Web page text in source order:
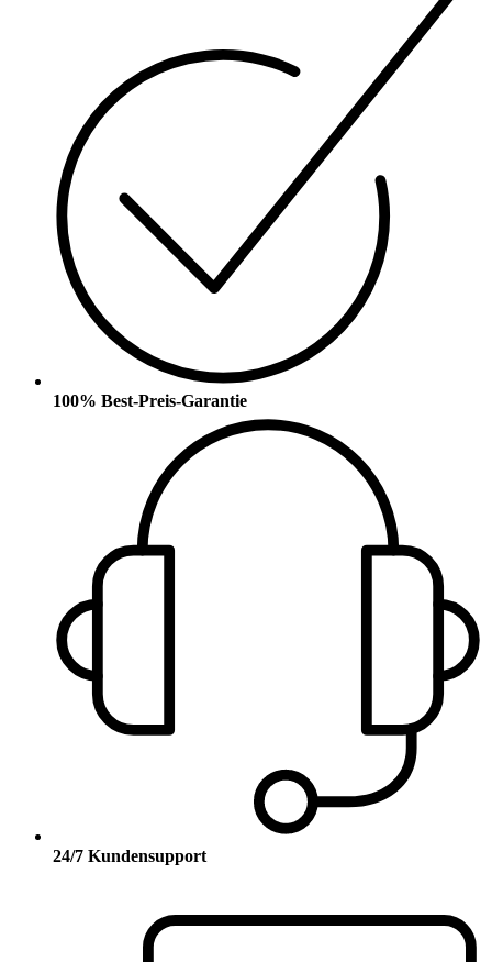
100% Best-Preis-Garantie
24/7 Kundensupport